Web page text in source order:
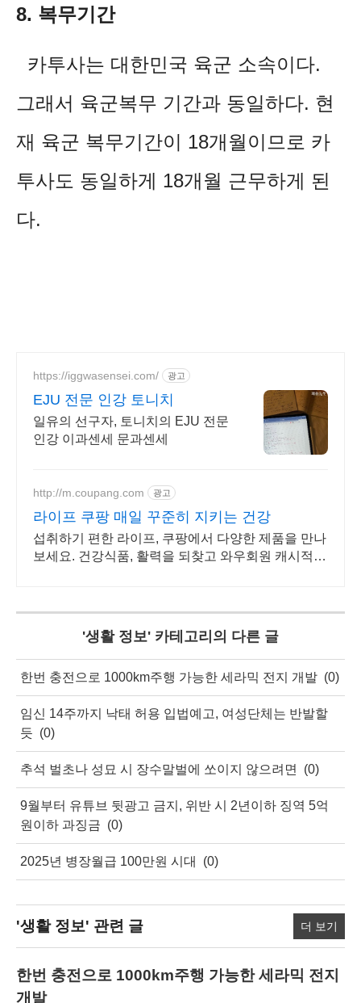
8. 복무기간
카투사는 대한민국 육군 소속이다.
그래서 육군복무 기간과 동일하다. 현
재 육군 복무기간이 18개월이므로 카
투사도 동일하게 18개월 근무하게 된
다.
https://iggwasensei.com/ 광고
EJU 전문 인강 토니치
일유의 선구자, 토니치의 EJU 전문
인강 이과센세 문과센세
http://m.coupang.com 광고
라이프 쿠팡 매일 꾸준히 지키는 건강
섭취하기 편한 라이프, 쿠팡에서 다양한 제품을 만나
보세요. 건강식품, 활력을 되찾고 와우회원 캐시적립
'생활 정보' 카테고리의 다른 글
한번 충전으로 1000km주행 가능한 세라믹 전지 개발 (0)
임신 14주까지 낙태 허용 입법예고, 여성단체는 반발할
듯 (0)
추석 벌초나 성묘 시 장수말벌에 쏘이지 않으려면 (0)
9월부터 유튜브 뒷광고 금지, 위반 시 2년이하 징역 5억
원이하 과징금 (0)
2025년 병장월급 100만원 시대 (0)
'생활 정보' 관련 글 더 보기
한번 충전으로 1000km주행 가능한 세라믹 전지
개발